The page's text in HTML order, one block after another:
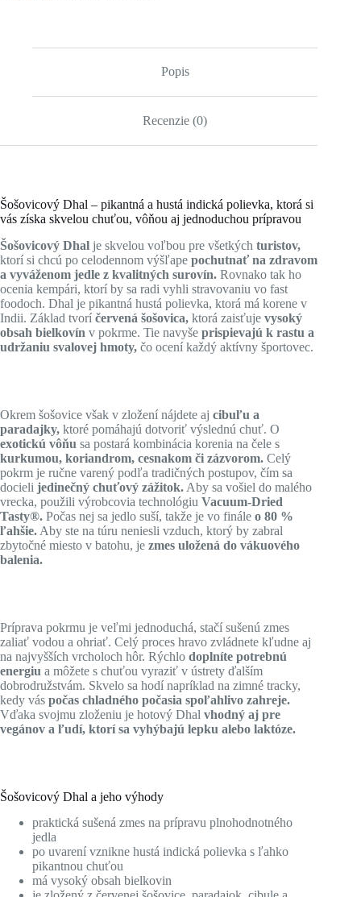
Popis
Recenzie (0)
Šošovicový Dhal – pikantná a hustá indická polievka, ktorá si
vás získa skvelou chuťou, vôňou aj jednoduchou prípravou
Šošovicový Dhal je skvelou voľbou pre všetkých turistov,
ktorí si chcú po celodennom výšľape pochutnať na zdravom
a vyváženom jedle z kvalitných surovín. Rovnako tak ho
ocenia kempári, ktorí by sa radi vyhli stravovaniu vo fast
foodoch. Dhal je pikantná hustá polievka, ktorá má korene v
Indii. Základ tvorí červená šošovica, ktorá zaisťuje vysoký
obsah bielkovín v pokrme. Tie navyše prispievajú k rastu a
udržaniu svalovej hmoty, čo ocení každý aktívny športovec.
Okrem šošovice však v zložení nájdete aj cibuľu a
paradajky, ktoré pomáhajú dotvoriť výslednú chuť. O
exotickú vôňu sa postará kombinácia korenia na čele s
kurkumou, koriandrom, cesnakom či zázvorom. Celý
pokrm je ručne varený podľa tradičných postupov, čím sa
docieli jedinečný chuťový zážitok. Aby sa vošiel do malého
vrecka, použili výrobcovia technológiu Vacuum-Dried
Tasty®. Počas nej sa jedlo suší, takže je vo finále o 80 %
ľahšie. Aby ste na túru neniesli vzduch, ktorý by zabral
zbytočné miesto v batohu, je zmes uložená do vákuového
balenia.
Príprava pokrmu je veľmi jednoduchá, stačí sušenú zmes
zaliať vodou a ohriať. Celý proces hravo zvládnete kľudne aj
na najvyšších vrcholoch hôr. Rýchlo doplníte potrebnú
energiu a môžete s chuťou vyraziť v ústrety ďalším
dobrodružstvám. Skvelo sa hodí napríklad na zimné tracky,
kedy vás počas chladného počasia spoľahlivo zahreje.
Vďaka svojmu zloženiu je hotový Dhal vhodný aj pre
vegánov a ľudí, ktorí sa vyhýbajú lepku alebo laktóze.
Šošovicový Dhal a jeho výhody
praktická sušená zmes na prípravu plnohodnotného
jedla
po uvarení vznikne hustá indická polievka s ľahko
pikantnou chuťou
má vysoký obsah bielkovin